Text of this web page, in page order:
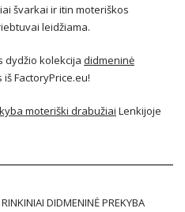
švarkai ir itin moteriškos
leidžiama.
dydžio kolekcija didmeninė
FactoryPrice.eu!
moteriški drabužiai Lenkijoje
DIDMENINĖ PREKYBA